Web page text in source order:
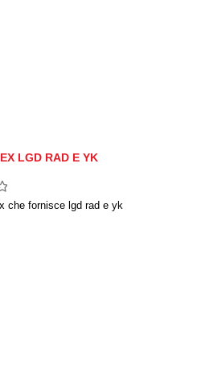
LGD RAD E YK
che fornisce lgd rad e yk